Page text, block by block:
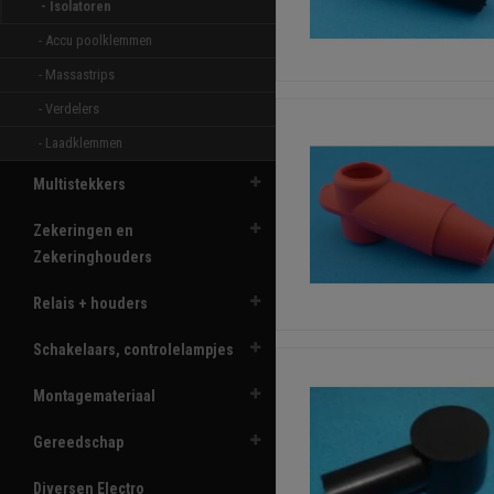
- Isolatoren
- Accu poolklemmen
- Massastrips
- Verdelers
- Laadklemmen
Multistekkers
Zekeringen en
Zekeringhouders
Relais + houders
Schakelaars, controlelampjes
Montagemateriaal
Gereedschap
Diversen Electro